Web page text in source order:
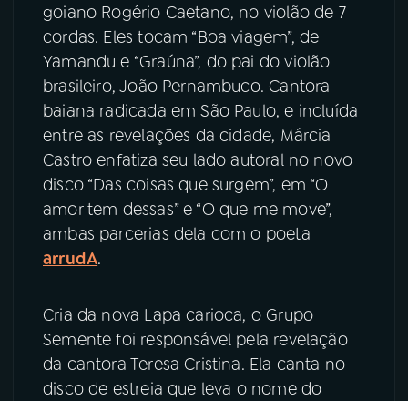
goiano Rogério Caetano, no violão de 7
cordas. Eles tocam “Boa viagem”, de
Yamandu e “Graúna”, do pai do violão
brasileiro, João Pernambuco. Cantora
baiana radicada em São Paulo, e incluída
entre as revelações da cidade, Márcia
Castro enfatiza seu lado autoral no novo
disco “Das coisas que surgem”, em “O
amor tem dessas” e “O que me move”,
ambas parcerias dela com o poeta
arrudA.
Cria da nova Lapa carioca, o Grupo
Semente foi responsável pela revelação
da cantora Teresa Cristina. Ela canta no
disco de estreia que leva o nome do